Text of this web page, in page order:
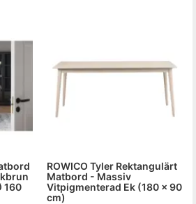
160
ROWICO Tyler Rektangulärt
Matbord - Massiv
Vitpigmenterad Ek (180 x 90
cm)